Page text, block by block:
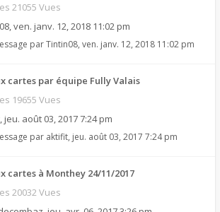
21055 Vues
,ven. janv. 12, 2018 11:02 pm
parTintin08, ven. janv. 12, 2018 11:02 pm
cartes par équipe Fully Valais
19655 Vues
, jeu. août 03, 2017 7:24 pm
par aktifit, jeu. août 03, 2017 7:24 pm
cartes à Monthey 24/11/2017
20032 Vues